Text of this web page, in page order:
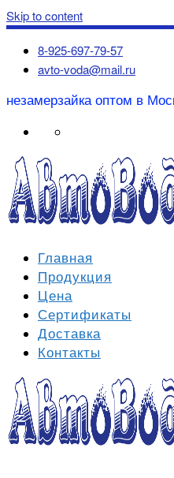
Skip to content
8-925-697-79-57
avto-voda@mail.ru
незамерзайка оптом в
Главная
Продукция
Цена
Сертификаты
Доставка
Контакты